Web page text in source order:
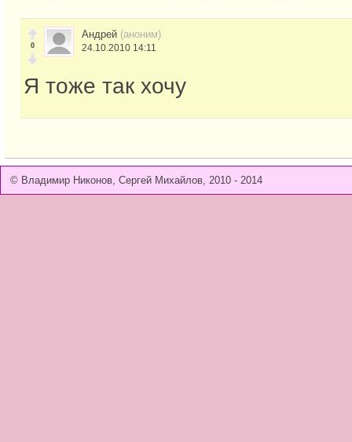
0
Андрей (аноним)
24.10.2010 14:11
Я тоже так хочу
© Владимир Никонов, Сергей Михайлов, 2010 - 2014